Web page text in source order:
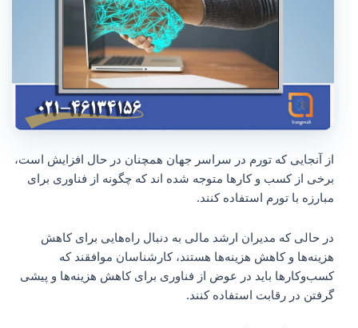
از آنجایی که تورم در سراسر جهان همچنان در حال افزایش است،
برخی از کسب و کارها متوجه شده اند که چگونه از فناوری برای
مبارزه با تورم استفاده کنند.
در حالی که مدیران ارشد مالی به دنبال راه‌هایی برای کاهش
هزینه‌ها و کاهش هزینه‌ها هستند، کارشناسان موافقند که
کسب‌وکارها باید در عوض از فناوری برای کاهش هزینه‌ها و پیشی
گرفتن در رقابت استفاده کنند.